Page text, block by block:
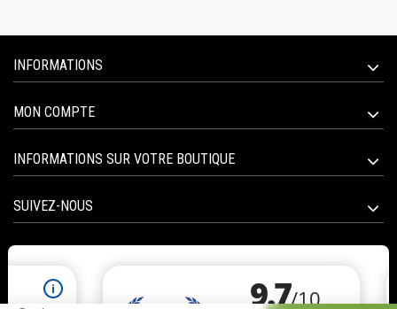
INFORMATIONS
MON COMPTE
INFORMATIONS SUR VOTRE BOUTIQUE
SUIVEZ-NOUS